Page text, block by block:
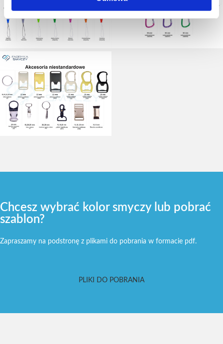
Chcesz wybrać kolor smyczy lub pobrać
szablon?
Zapraszamy na podstronę z plikami do pobrania w formacie pdf.
PLIKI DO POBRANIA